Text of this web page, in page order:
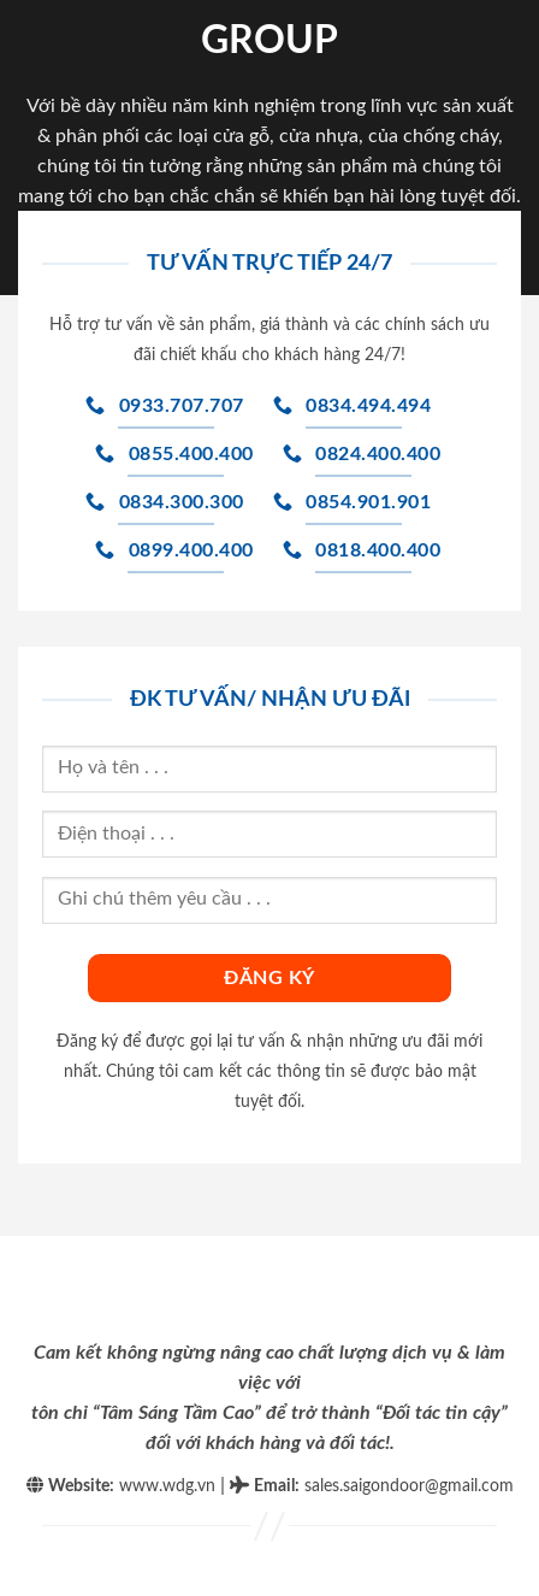
GROUP
Với bề dày nhiều năm kinh nghiệm trong lĩnh vực sản xuất
& phân phối các loại cửa gỗ, cửa nhựa, của chống cháy,
chúng tôi tin tưởng rằng những sản phẩm mà chúng tôi
mang tới cho bạn chắc chắn sẽ khiến bạn hài lòng tuyệt đối.
TƯ VẤN TRỰC TIẾP 24/7
Hỗ trợ tư vấn về sản phẩm, giá thành và các chính sách ưu
đãi chiết khấu cho khách hàng 24/7!
0933.707.707 0834.494.494
0855.400.400 0824.400.400
0834.300.300 0854.901.901
0899.400.400 0818.400.400
ĐK TƯ VẤN/ NHẬN ƯU ĐÃI
Đăng ký để được gọi lại tư vấn & nhận những ưu đãi mới
nhất. Chúng tôi cam kết các thông tin sẽ được bảo mật
tuyệt đối.
Cam kết không ngừng nâng cao chất lượng dịch vụ & làm
việc với
tôn chỉ “Tâm Sáng Tầm Cao” để trở thành “Đối tác tin cậy”
đối với khách hàng và đối tác!.
Website: www.wdg.vn Email : sales.saigondoor@gmail.com